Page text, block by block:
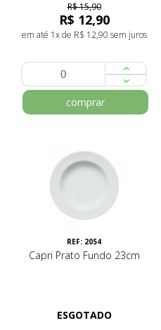
R$ 15,90
R$ 12,90
em até 1x de R$ 12,90 sem juros
comprar
REF: 2054
Capri Prato Fundo 23cm
ESGOTADO